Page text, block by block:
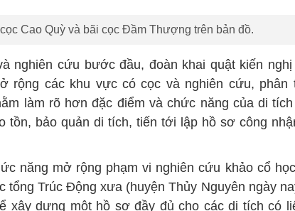
hiện nghiên cứu liên ngành, địa chất, địa mạo
trình nghiên cứu chuyên sâu và
nghiên cứu đề xuất.
trên nhằm làm rõ hơn các giả thiết đặt ra về
di tích và mối liên hệ với các di tích khác thuộc